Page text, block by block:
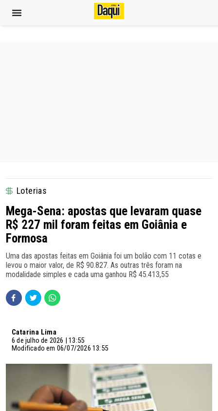
Loterias
Mega-Sena: apostas que levaram quase
R$ 227 mil foram feitas em Goiânia e
Formosa
Uma das apostas feitas em Goiânia foi um bolão com 11 cotas e
levou o maior valor, de R$ 90.827. As outras três foram na
modalidade simples e cada uma ganhou R$ 45.413,55
Catarina Lima
6 de julho de 2026 | 13:55
Modificado em 06/07/2026 13:55